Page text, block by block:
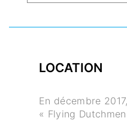
LOCATION
En décembre
« Flying